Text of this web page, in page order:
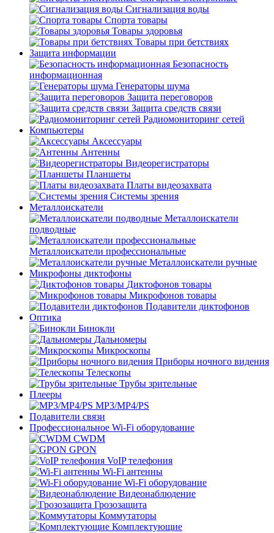
Сигнализация воды
Спорта товары
Товары здоровья
Товары при бетствиях
Защита информации
Безопасность
информационная
Генераторы шума
Защита переговоров
Защита средств связи
Радиомониторинг сетей
Компьютеры
Аксессуары
Антенны
Видеорегистраторы
Планшеты
Платы видеозахвата
Системы зрения
Металлоискатели
Металлоискатели
подводные
Металлоискатели профессиональные
Металлоискатели ручные
Микрофоны диктофоны
Диктофонов товары
Микрофонов товары
Подавители диктофонов
Оптика
Бинокли
Дальномеры
Микроскопы
Приборы ночного видения
Телескопы
Трубы зрительные
Плееры
MP3/MP4/PS
Подавители связи
Профессиональное Wi-Fi оборудование
CWDM
GPON
VoIP телефония
Wi-Fi антенны
Wi-Fi оборудование
Видеонаблюдение
Грозозащита
Коммутаторы
Комплектующие